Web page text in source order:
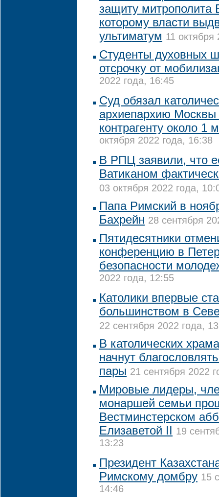
защиту митрополита
которому власти
ультиматум 11 октября
Студенты духовных
отсрочку от
2022 года, 16:45
Суд обязал
архиепархию Москвы
контрагенту около 1
октября 2022 года, 16:38
В РПЦ заявили, что
Ватиканом
03 октября 2022 года,
Папа Римский в
Бахрейн 28 сентября
Пятидесятники
конференцию в
безопасности
2022 года, 12:55
Католики впервые
большинством в
22 сентября 2022 года,
В католических
начнут
пары 21 сентября 2022
Мировые лидеры,
монаршей семьи
Вестминстерском
Елизаветой II 19
13:23
Президент
Римскому домбру 15
14:46